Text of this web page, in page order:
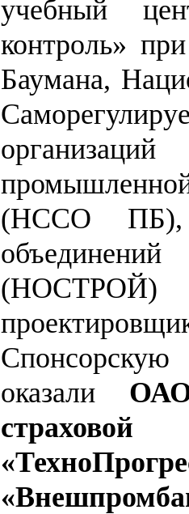
учебный
контроль»
Баумана,
(НССО ПБ),
оказали